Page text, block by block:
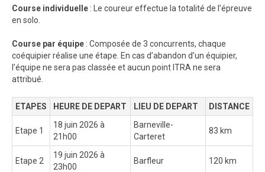
Course individuelle : Le coureur effectue la totalité de l’épreuve
en solo.
Course par équipe : Composée de 3 concurrents, chaque
coéquipier réalise une étape. En cas d’abandon d’un équipier,
l’équipe ne sera pas classée et aucun point ITRA ne sera
attribué.
ETAPES HEURE DE DEPART LIEU DE DEPART DISTANCE
Etape 1
18 juin 2026 à
21h00
Barneville-
Carteret
83 km
Etape 2
19 juin 2026 à
23h00
Barfleur 120 km